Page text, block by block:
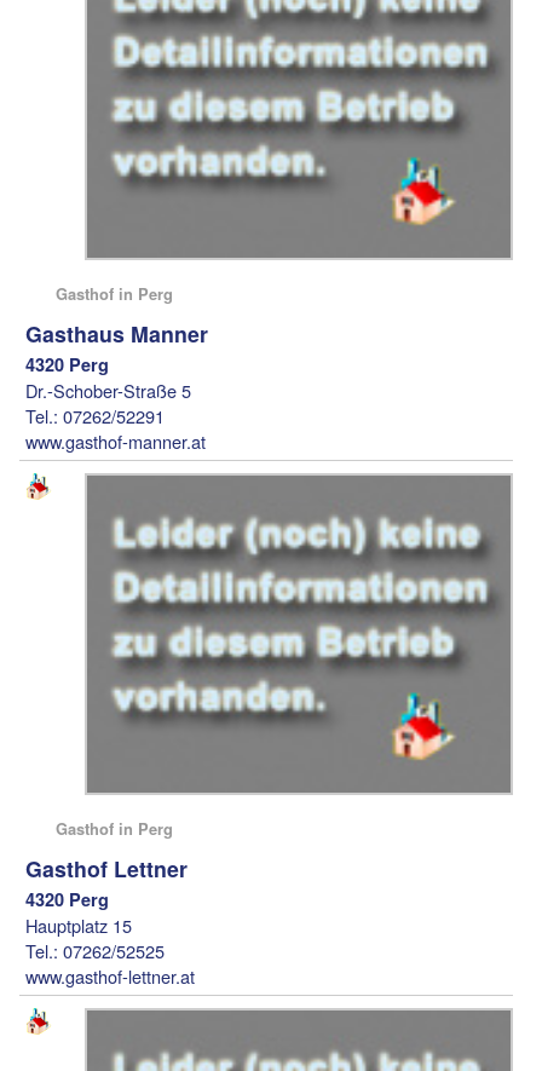
Gasthof in Perg
Gasthaus Manner
4320 Perg
Dr.-Schober-Straße 5
Tel.: 07262/52291
www.gasthof-manner.at
Gasthof in Perg
Gasthof Lettner
4320 Perg
Hauptplatz 15
Tel.: 07262/52525
www.gasthof-lettner.at